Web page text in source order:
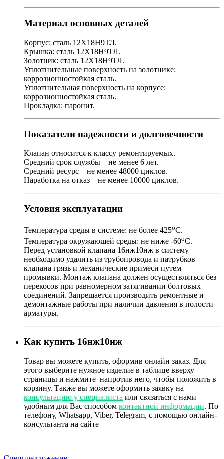
Материал основных деталей
Корпус: сталь 12Х18Н9ТЛ.
Крышка: сталь 12Х18Н9ТЛ.
Золотник: сталь 12Х18Н9ТЛ.
Уплотнительные поверхность на золотнике:
коррозионностойкая сталь.
Уплотнительная поверхность на корпусе:
коррозионностойкая сталь.
Прокладка: паронит.
Показатели надежности и долговечности
Клапан относится к классу ремонтируемых.
Средний срок службы – не менее 6 лет.
Средний ресурс – не менее 48000 циклов.
Наработка на отказ – не менее 10000 циклов.
Условия эксплуатации
Температура среды в системе: не более 425оС.
Температура окружающей среды: не ниже -60оС.
Перед установкой клапана 16нж10нж в систему
необходимо удалить из трубопровода и патрубков
клапана грязь и механические примеси путем
промывки. Монтаж клапана должен осуществляться без
перекосов при равномерном затягивании болтовых
соединений. Запрещается производить ремонтные и
демонтажные работы при наличии давления в полости
арматуры.
Как купить 16нж10нж
Товар вы можете купить, оформив онлайн заказ. Для
этого выберите нужное изделие в таблице вверху
страницы и нажмите напротив него, чтобы положить в
корзину. Также вы можете оформить заявку на
консультацию у специалиста или связаться с нами
удобным для Вас способом контактной информации. По
телефону, Whatsapp, Viber, Telegram, с помощью онлайн-
консультанта на сайте